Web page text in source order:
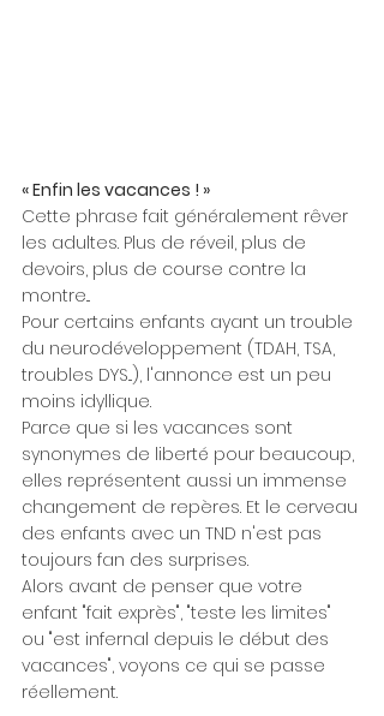
« Enfin les vacances ! »
Cette phrase fait généralement rêver
les adultes. Plus de réveil, plus de
devoirs, plus de course contre la
montre...
Pour certains enfants ayant un trouble
du neurodéveloppement (TDAH, TSA,
troubles DYS...), l'annonce est un peu
moins idyllique.
Parce que si les vacances sont
synonymes de liberté pour beaucoup,
elles représentent aussi un immense
changement de repères. Et le cerveau
des enfants avec un TND n'est pas
toujours fan des surprises.
Alors avant de penser que votre
enfant "fait exprès", "teste les limites"
ou "est infernal depuis le début des
vacances", voyons ce qui se passe
réellement.